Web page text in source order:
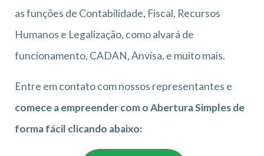
as funções de Contabilidade, Fiscal, Recursos
Humanos e Legalização, como alvará de
funcionamento, CADAN, Anvisa, e muito mais.
Entre em contato com nossos representantes e
comece a empreender com o Abertura Simples de
forma fácil clicando abaixo: